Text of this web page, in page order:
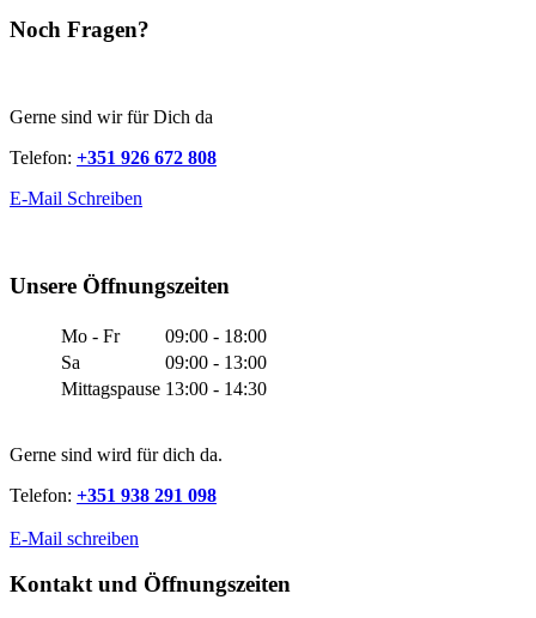
Noch Fragen?
Gerne sind wir für Dich da
Telefon: +351 926 672 808
E-Mail Schreiben
Unsere Öffnungszeiten
Mo - Fr
09:00 - 18:00
Sa
09:00 - 13:00
Mittagspause 13:00 - 14:30
Gerne sind wird für dich da.
Telefon: +351 938 291 098
E-Mail schreiben
Kontakt und Öffnungszeiten